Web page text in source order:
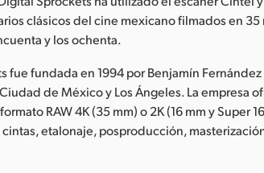
clásicos del cine mexicano filmados en
y los ochenta.
fue fundada en 1994 por Benjamín
de México y Los Ángeles. La empresa
RAW 4K (35 mm) o 2K (16 mm y Super
etalonaje, posproducción,